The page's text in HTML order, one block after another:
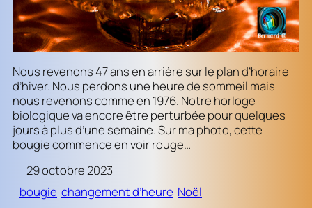
Nous revenons 47 ans en arrière sur le plan d’horaire
d’hiver. Nous perdons une heure de sommeil mais
nous revenons comme en 1976. Notre horloge
biologique va encore être perturbée pour quelques
jours à plus d’une semaine. Sur ma photo, cette
bougie commence en voir rouge…
29 octobre 2023
bougie changement d’heure Noël